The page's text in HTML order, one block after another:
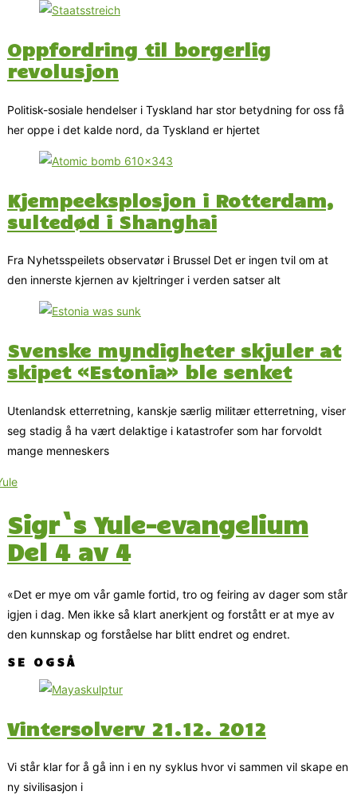
Oppfordring til borgerlig
revolusjon
Politisk-sosiale hendelser i Tyskland har stor betydning for oss få
her oppe i det kalde nord, da Tyskland er hjertet
Kjempeeksplosjon i Rotterdam,
sultedød i Shanghai
Fra Nyhetsspeilets observatør i Brussel Det er ingen tvil om at
den innerste kjernen av kjeltringer i verden satser alt
Svenske myndigheter skjuler at
skipet «Estonia» ble senket
Utenlandsk etterretning, kanskje særlig militær etterretning, viser
seg stadig å ha vært delaktige i katastrofer som har forvoldt
mange menneskers
Sigr`s Yule-evangelium
Del 4 av 4
«Det er mye om vår gamle fortid, tro og feiring av dager som står
igjen i dag. Men ikke så klart anerkjent og forstått er at mye av
den kunnskap og forståelse har blitt endret og endret.
SE OGSÅ
Vintersolverv 21.12. 2012
Vi står klar for å gå inn i en ny syklus hvor vi sammen vil skape en
ny sivilisasjon i